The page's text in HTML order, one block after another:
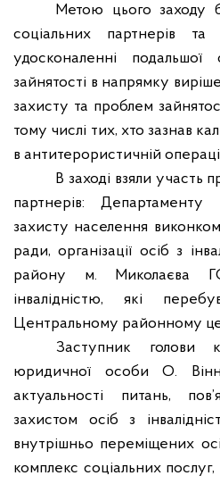
Метою цього заходу
соціальних партнерів
удосконаленні подальшої
зайнятості в напрямку
захисту та проблем
тому числі тих, хто зазнав
в антитерористичній
В заході взяли участь
партнерів: Департаменту
захисту населення
ради, організації осіб з
району м. Миколаєва
інвалідністю, які
Центральному районному
Заступник голови
юридичної особи О.
актуальності питань,
захистом осіб з
внутрішньо переміщених
комплекс соціальних